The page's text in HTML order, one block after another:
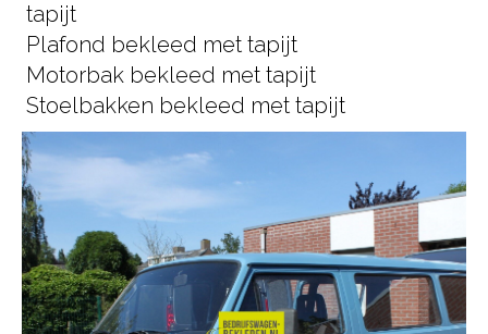
tapijt
Plafond bekleed met tapijt
Motorbak bekleed met tapijt
Stoelbakken bekleed met tapijt